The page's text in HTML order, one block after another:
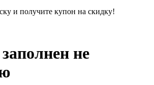
и получите купон на скидку!
не